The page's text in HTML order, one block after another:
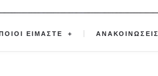
ΕΙΜΑΣΤΕ ΑΝΑΚΟΙΝΩΣΕΙΣ